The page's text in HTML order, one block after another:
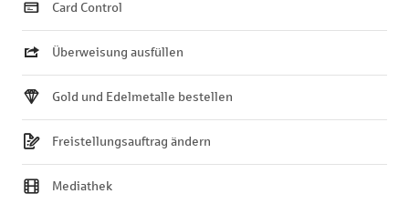
Card Control
Überweisung ausfüllen
Gold und Edelmetalle bestellen
Freistellungsauftrag ändern
Mediathek